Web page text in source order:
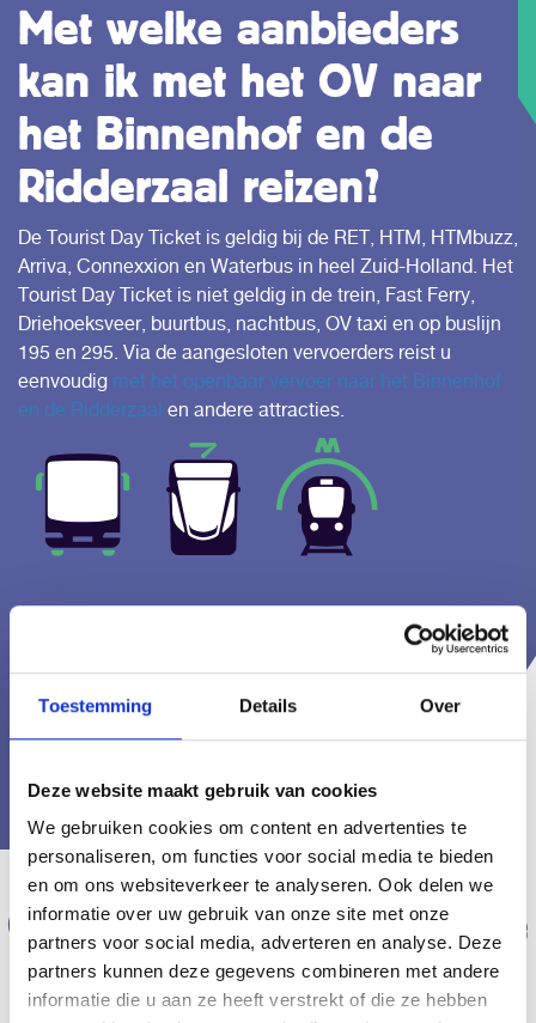
Toestemming Details Over
Deze website maakt gebruik van cookies
We gebruiken cookies om content en advertenties te
personaliseren, om functies voor social media te bieden
en om ons websiteverkeer te analyseren. Ook delen we
informatie over uw gebruik van onze site met onze
partners voor social media, adverteren en analyse. Deze
partners kunnen deze gegevens combineren met andere
informatie die u aan ze heeft verstrekt of die ze hebben
Met welke aanbieders
kan ik met het OV naar
het Binnenhof en de
Ridderzaal reizen?
De Tourist Day Ticket is geldig bij de RET, HTM, HTMbuzz,
Arriva, Connexxion en Waterbus in heel Zuid-Holland. Het
Tourist Day Ticket is niet geldig in de trein, Fast Ferry,
Driehoeksveer, buurtbus, nachtbus, OV taxi en op buslijn
195 en 295. Via de aangesloten vervoerders reist u
eenvoudig met het openbaar vervoer naar het Binnenhof
en de Ridderzaal en andere attracties.
Ontdek het Binnenhof, de
Ridderzaal en andere